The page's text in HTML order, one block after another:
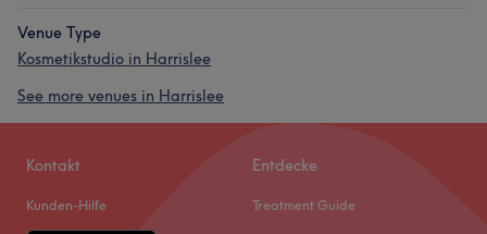
Venue Type
Kosmetikstudio in Harrislee
See more venues in Harrislee
Kontakt
Kunden-Hilfe
Entdecke
Treatment Guide